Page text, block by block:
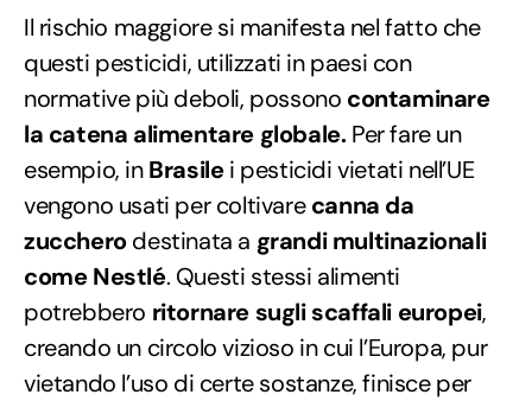
Il rischio maggiore si manifesta nel fatto che
questi pesticidi, utilizzati in paesi con
normative più deboli, possono contaminare
la catena alimentare globale.Per fare un
esempio, inBrasilei pesticidi vietati nell’UE
vengono usati per coltivarecanna da
zuccherodestinata a grandi multinazionali
come Nestlé. Questi stessi alimenti
potrebbero ritornare sugli scaffali europei,
creando un circolo vizioso in cui l’Europa, pur
vietando l’uso di certe sostanze, finisce per